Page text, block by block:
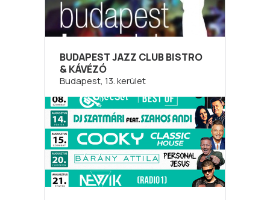
BUDAPEST JAZZ CLUB BISTRO
& KÁVÉZÓ
Budapest, 13. kerület